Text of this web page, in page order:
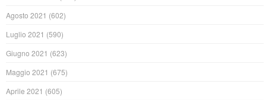
Agosto 2021 (602)
Luglio 2021 (590)
Giugno 2021 (623)
Maggio 2021 (675)
Aprile 2021 (605)